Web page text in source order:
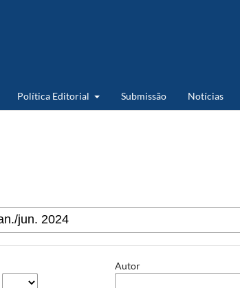
Política Editorial Submissão Notícias
Autor